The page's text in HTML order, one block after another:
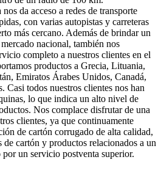
da acceso a redes de transporte
con varias autopistas y carreteras
más cercano. Además de brindar un
nacional, también nos
completo a nuestros clientes en el
productos a Grecia, Lituania,
Emiratos Árabes Unidos, Canadá,
Casi todos nuestros clientes nos han
lo que indica un alto nivel de
Nos complace disfrutar de una
clientes, ya que continuamente
de cartón corrugado de alta calidad,
de cartón y productos relacionados a un
un servicio postventa superior.